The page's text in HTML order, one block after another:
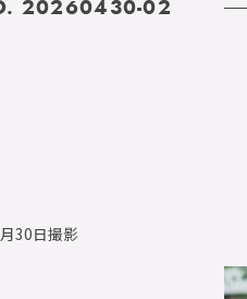
20260430-02
30日撮影